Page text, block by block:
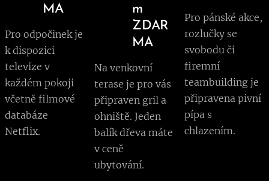
MA
Pro odpočinek je
k dispozici
televize v
každém pokoji
včetně filmové
databáze
Netflix.
m
ZDAR
MA
Na venkovní
terase je pro vás
připraven gril a
ohniště. Jeden
balík dřeva máte
v ceně
ubytování.
Pro pánské akce,
rozlučky se
svobodu či
firemní
teambuilding je
připravena pivní
pípa s
chlazením.